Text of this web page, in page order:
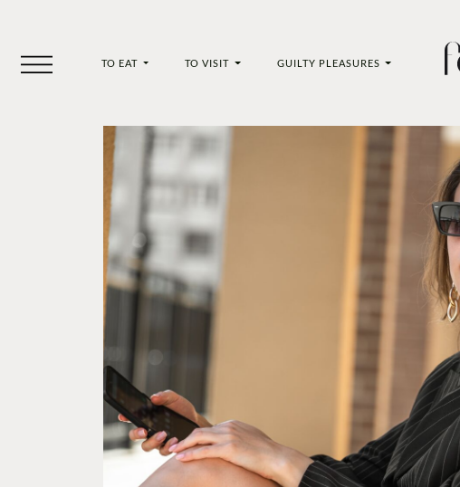
TO EAT TO VISIT GUILTY PLEASURES